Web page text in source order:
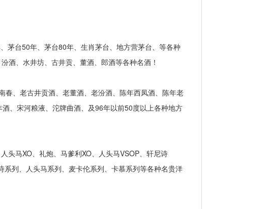
台50年、茅台80年、生肖茅台、地方营茅台、等各种
酒、水井坊、古井贡、董酒、郎酒等各种名酒！
、老古井贡酒、老董酒、老汾酒、陈年西凤酒、陈年老
、宋河粮液、沱牌曲酒、及96年以前50度以上各种地方
马XO、礼炮、马爹利XO、人头马VSOP、轩尼诗
列、人头马系列、麦卡伦系列、卡慕系列等各种名贵洋